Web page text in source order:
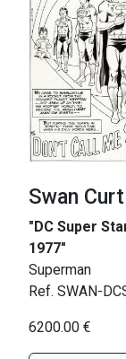
Swan Curt
"DC Super
1977"
Superman
Ref. SWAN-
6200.00 €